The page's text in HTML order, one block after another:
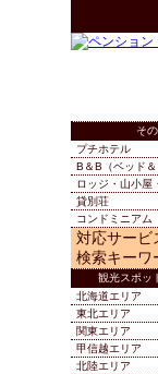
そ
プチホテル
B＆B（ベッド＆
ロッジ・山小屋
貸別荘
コンドミニアム
対応サービ
検索キーワ
観光スポッ
北海道エリア
東北エリア
関東エリア
甲信越エリア
北陸エリア